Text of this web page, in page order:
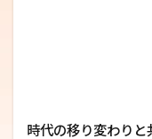
時代の移り変わり